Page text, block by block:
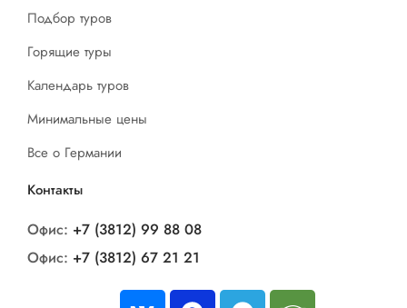
Подбор туров
Горящие туры
Календарь туров
Минимальные цены
Все о Германии
Контакты
Офис: +7 (3812) 99 88 08
Офис: +7 (3812) 67 21 21